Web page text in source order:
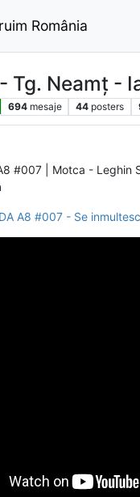
România
Tg. Neamț -
694 mesaje 44 posters
#007 | Motca - Leghin
A8 #007 - Se